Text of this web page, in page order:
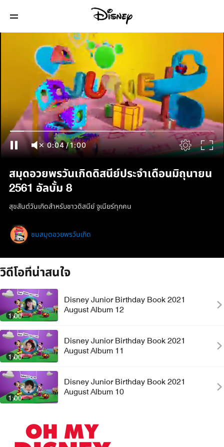
0:04/1:00
สมุดอวยพรวันเกิดดิสนีย์ประจำเดือนมิถุนายน
2561 อัลบั้ม 8
สุขสันต์วันเกิดสำหรับชาวดิสนีย์ จูเนียร์ทุกคน
ชมสมุดอวยพรวันเกิด
วิดีโอที่น่าสนใจ
1:00
Disney Junior Birthday Book 2021
August Album 12
1:00
Disney Junior Birthday Book 2021
August Album 11
1:00
Disney Junior Birthday Book 2021
August Album 10